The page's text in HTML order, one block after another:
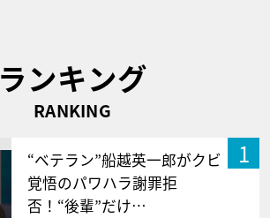
ランキング
RANKING
1
“ベテラン”船越英一郎がクビ
覚悟のパワハラ謝罪拒
否！“後輩”だけ…